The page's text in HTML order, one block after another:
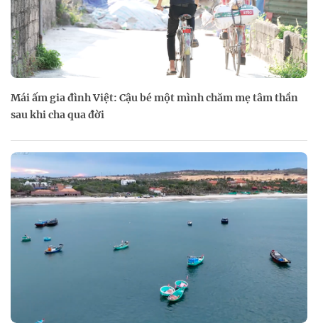
Mái ấm gia đình Việt: Cậu bé một mình chăm mẹ tâm thần
sau khi cha qua đời